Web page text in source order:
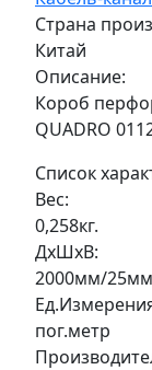
Страна
Китай
Описание:
Короб
QUADRO
Список
Вес:
0,258кг.
ДxШxВ:
2000мм/
пог.метр